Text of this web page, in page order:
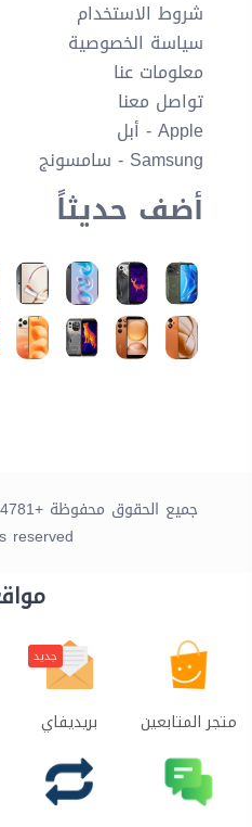
شروط الاستخدام
سياسة الخصوصية
معلومات عنا
تواصل معنا
Apple - أبل
Samsung - سامسونج
أضف حديثاً
جميع الحقوق محفوظة +14781 هاتفاً © موبايلاوي 2026
reserved